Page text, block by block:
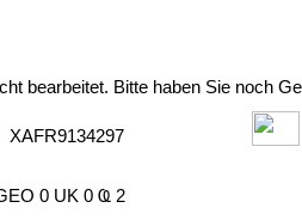
bearbeitet. Bitte haben Sie noch
XAFR9134297
0 UK 0 Ҩ 2